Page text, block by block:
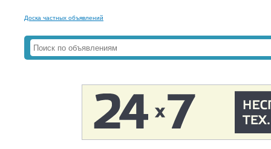
Доска частных объявлений